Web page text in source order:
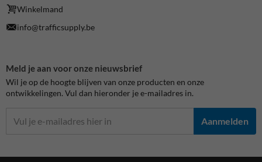
Winkelmand
info@trafficsupply.be
Meld je aan voor onze nieuwsbrief
Wil je op de hoogte blijven van onze producten en onze
ontwikkelingen. Vul dan hieronder je e-mailadres in.
Aanmelden